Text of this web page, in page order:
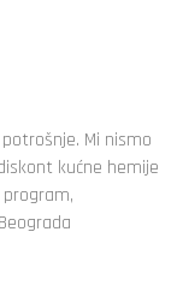
Mi nismo
kućne hemije